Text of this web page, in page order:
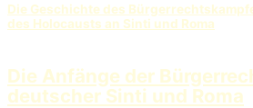
Die Geschichte des
des Holocausts an Sinti und Roma
Die Anfänge der
deutscher Sinti und Roma